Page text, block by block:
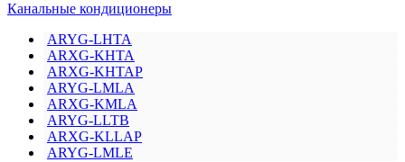
Канальные кондиционеры
ARYG-LHTA
ARXG-KHTA
ARXG-KHTAP
ARYG-LMLA
ARXG-KMLA
ARYG-LLTB
ARXG-KLLAP
ARYG-LMLE